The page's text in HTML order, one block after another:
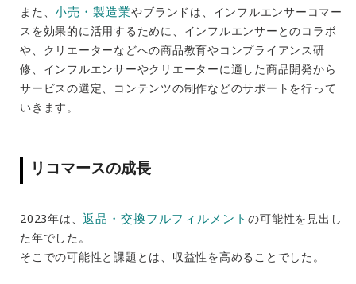
また、小売・製造業やブランドは、インフルエンサーコマー
スを効果的に活用するために、インフルエンサーとのコラボ
や、クリエーターなどへの商品教育やコンプライアンス研
修、インフルエンサーやクリエーターに適した商品開発から
サービスの選定、コンテンツの制作などのサポートを行って
いきます。
リコマースの成長
2023年は、返品・交換フルフィルメントの可能性を見出し
た年でした。
そこでの可能性と課題とは、収益性を高めることでした。